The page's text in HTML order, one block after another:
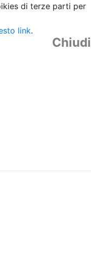
di terze parti per
link.
Chiudi